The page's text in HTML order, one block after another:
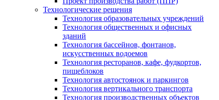
Технологические решения
Технология образовательных учреждений
Технология общественных и офисных
зданий
Технология бассейнов, фонтанов,
искусственных водоемов
Технология ресторанов, кафе, фудкортов,
пищеблоков
Технология автостоянок и паркингов
Технология вертикального транспорта
Технология производственных объектов